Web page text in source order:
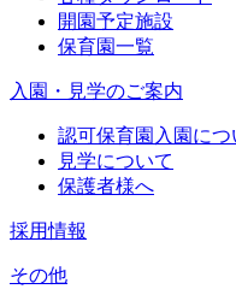
開園予定施設
保育園一覧
入園・見学のご案内
認可保育園入園につ
見学について
保護者様へ
採用情報
その他